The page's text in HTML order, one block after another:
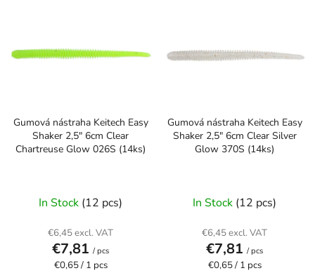
r
g
t
Gumová nástraha Keitech Easy
Shaker 2,5" 6cm Clear
Chartreuse Glow 026S (14ks)
In Stock (12 pcs)
€6,45 excl. VAT
€7,81 / pcs
Measure
€0,65 / 1 pcs
Gumová nástraha Keitech Easy
Shaker 2,5" 6cm Clear Silver
Glow 370S (14ks)
In Stock (12 pcs)
€6,45 excl. VAT
€7,81 / pcs
Measure
€0,65 / 1 pcs